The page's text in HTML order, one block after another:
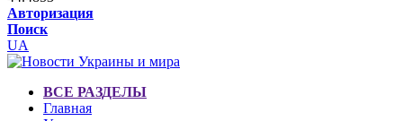
Авторизация
Поиск
UA
ВСЕ РАЗДЕЛЫ
Главная